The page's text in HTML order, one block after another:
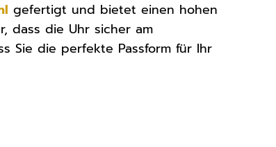
gefertigt und bietet einen hohen
dass die Uhr sicher am
Sie die perfekte Passform für Ihr